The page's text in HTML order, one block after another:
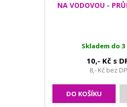
NA VODOVOU -
Skladem do
10,- Kč s
8,- Kč bez
DO KOŠÍKU